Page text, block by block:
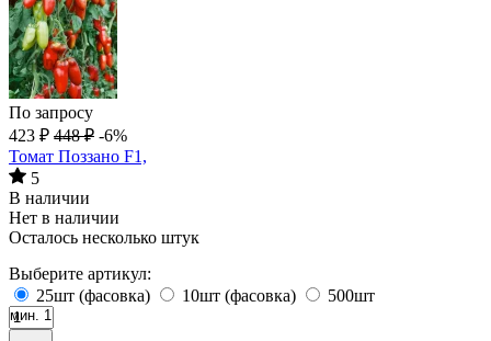
По запросу
423 ₽ 448 ₽ -6%
Томат Поззано F1,
5
В наличии
Нет в наличии
Осталось несколько штук
Выберите артикул:
25шт (фасовка)
10шт (фасовка) 500шт
мин. 1